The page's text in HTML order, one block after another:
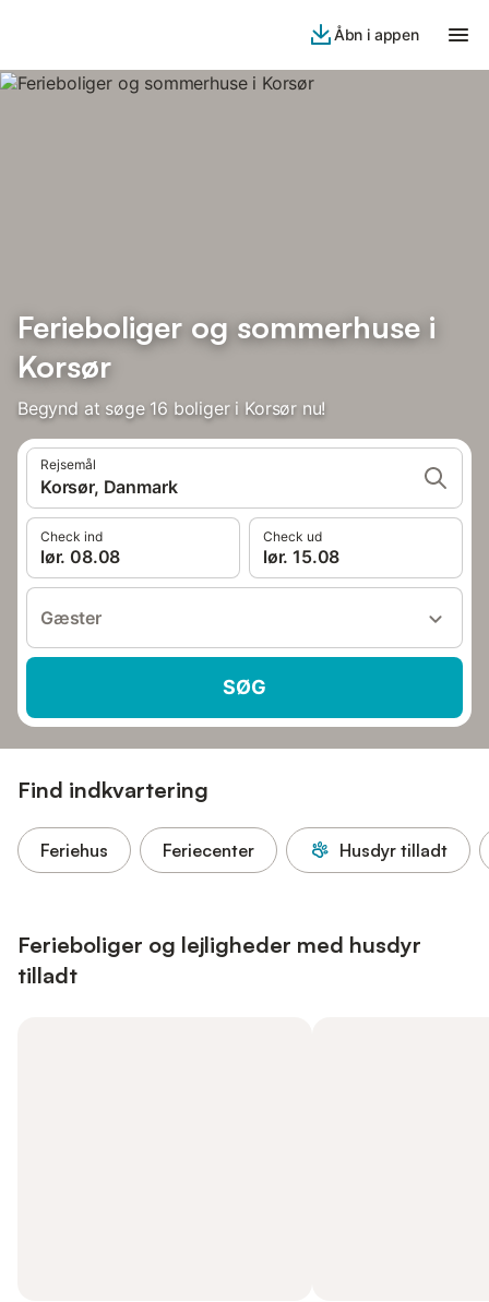
Åbn i appen
Ferieboliger og sommerhuse i
Korsør
Begynd at søge 16 boliger i Korsør nu!
Rejsemål
Korsør, Danmark
Check ind
lør. 08.08
Check ud
lør. 15.08
Gæster
SØG
Find indkvartering
Feriehus Feriecenter Husdyr tilladt
Ferieboliger og lejligheder med husdyr
tilladt